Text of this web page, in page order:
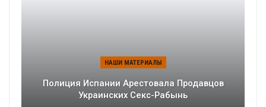
НАШИ МАТЕРИАЛЫ
Полиция Испании Арестовала Продавцов
Украинских Секс-Рабынь